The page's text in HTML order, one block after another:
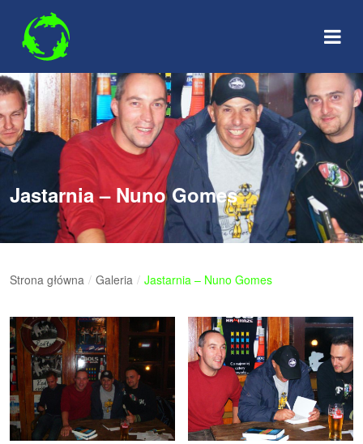
content
Jastarnia – Nuno Gomes
Strona główna / Galeria / Jastarnia – Nuno Gomes